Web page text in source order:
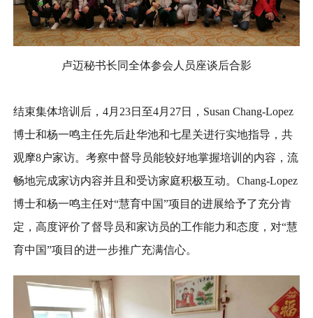
卢迈秘书长同全体参会人员座谈后合影
结束集体培训后，4月23日至4月27日，Susan Chang-Lopez
博士和杨一鸣主任先后赴华池和七星关进行实地指导，共
观摩8户家访。考察中督导员能较好地掌握培训的内容，流
畅地完成家访内容并且和受访家庭积极互动。Chang-Lopez
博士和杨一鸣主任对“慧育中国”项目的进展给予了充分肯
定，高度评价了督导员和家访员的工作能力和态度，对“慧
育中国”项目的进一步推广充满信心。